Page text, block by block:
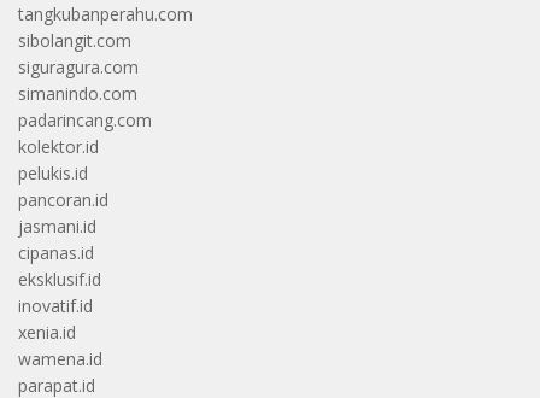
tangkubanperahu.com
sibolangit.com
siguragura.com
simanindo.com
padarincang.com
kolektor.id
pelukis.id
pancoran.id
jasmani.id
cipanas.id
eksklusif.id
inovatif.id
xenia.id
wamena.id
parapat.id